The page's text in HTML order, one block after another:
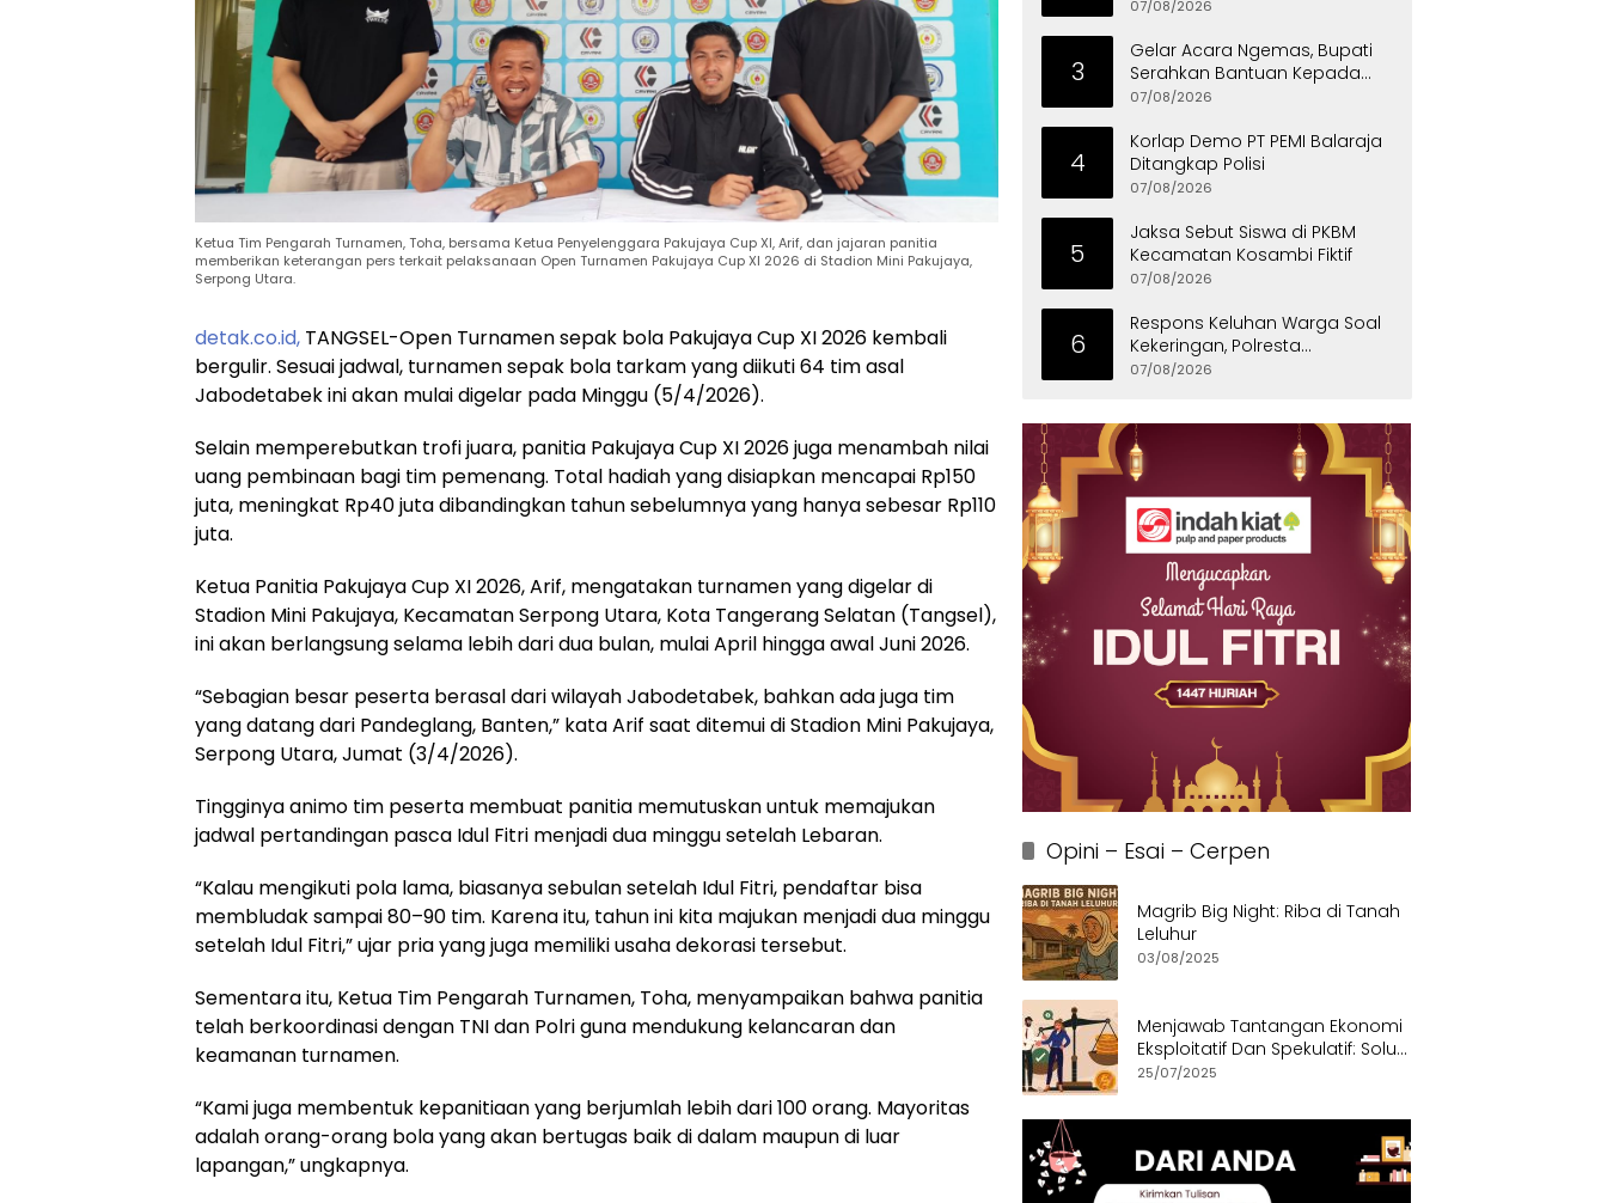
Ketua Tim Pengarah Turnamen, Toha, bersama Ketua Penyelenggara Pakujaya Cup XI, Arif, dan jajaran panitia
memberikan keterangan pers terkait pelaksanaan Open Turnamen Pakujaya Cup XI 2026 di Stadion Mini Pakujaya,
Serpong Utara.
detak.co.id, TANGSEL-Open Turnamen sepak bola Pakujaya Cup XI 2026 kembali
bergulir. Sesuai jadwal, turnamen sepak bola tarkam yang diikuti 64 tim asal
Jabodetabek ini akan mulai digelar pada Minggu (5/4/2026).
Selain memperebutkan trofi juara, panitia Pakujaya Cup XI 2026 juga menambah nilai
uang pembinaan bagi tim pemenang. Total hadiah yang disiapkan mencapai Rp150
juta, meningkat Rp40 juta dibandingkan tahun sebelumnya yang hanya sebesar Rp110
juta.
Ketua Panitia Pakujaya Cup XI 2026, Arif, mengatakan turnamen yang digelar di
Stadion Mini Pakujaya, Kecamatan Serpong Utara, Kota Tangerang Selatan (Tangsel),
ini akan berlangsung selama lebih dari dua bulan, mulai April hingga awal Juni 2026.
“Sebagian besar peserta berasal dari wilayah Jabodetabek, bahkan ada juga tim
yang datang dari Pandeglang, Banten,” kata Arif saat ditemui di Stadion Mini Pakujaya,
Serpong Utara, Jumat (3/4/2026).
Tingginya animo tim peserta membuat panitia memutuskan untuk memajukan
jadwal pertandingan pasca Idul Fitri menjadi dua minggu setelah Lebaran.
“Kalau mengikuti pola lama, biasanya sebulan setelah Idul Fitri, pendaftar bisa
membludak sampai 80–90 tim. Karena itu, tahun ini kita majukan menjadi dua minggu
setelah Idul Fitri,” ujar pria yang juga memiliki usaha dekorasi tersebut.
Sementara itu, Ketua Tim Pengarah Turnamen, Toha, menyampaikan bahwa panitia
telah berkoordinasi dengan TNI dan Polri guna mendukung kelancaran dan
keamanan turnamen.
“Kami juga membentuk kepanitiaan yang berjumlah lebih dari 100 orang. Mayoritas
adalah orang-orang bola yang akan bertugas baik di dalam maupun di luar
lapangan,” ungkapnya.
07/08/2026
3
Gelar Acara Ngemas, Bupati
Serahkan Bantuan Kepada
Penyandang Disabilitas
07/08/2026
4
Korlap Demo PT PEMI Balaraja
Ditangkap Polisi
07/08/2026
5
Jaksa Sebut Siswa di PKBM
Kecamatan Kosambi Fiktif
07/08/2026
6
Respons Keluhan Warga Soal
Kekeringan, Polresta
Tangerang Salurkan Bantuan
07/08/2026
Opini – Esai – Cerpen
Magrib Big Night: Riba di Tanah
Leluhur
03/08/2025
Menjawab Tantangan Ekonomi
Eksploitatif Dan Spekulatif: Solusi
Etis dan Berkeadilan
25/07/2025